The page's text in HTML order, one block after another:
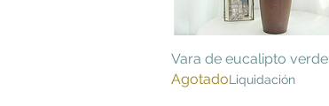
Vista rápida
Vara de eucalipto verde
AgotadoLiquidación